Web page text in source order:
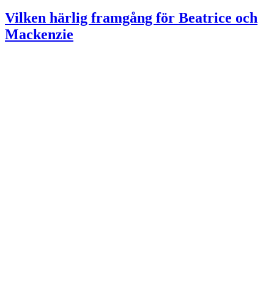
Vilken härlig framgång för Beatrice och
Mackenzie